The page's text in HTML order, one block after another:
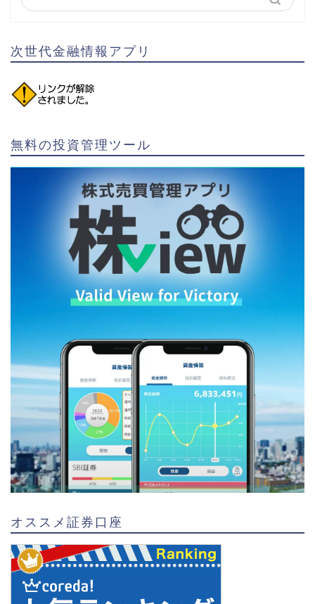
次世代金融情報アプリ
無料の投資管理ツール
オススメ証券口座